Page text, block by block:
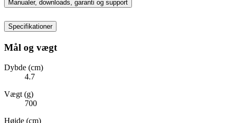
Manualer, downloads, garanti og support
Specifikationer
Mål og vægt
Dybde (cm)
4.7
Vægt (g)
700
Højde (cm)